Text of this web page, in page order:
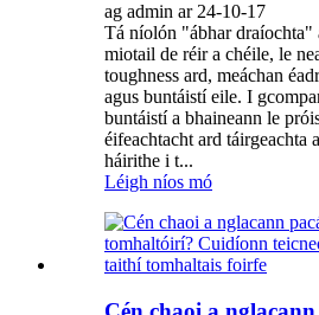
ag admin ar 24-10-17
Tá níolón "ábhar draíochta"
miotail de réir a chéile, le
toughness ard, meáchan
agus buntáistí eile. I
buntáistí a bhaineann le
éifeachtacht ard táirgeachta
háirithe i t...
Léigh níos mó